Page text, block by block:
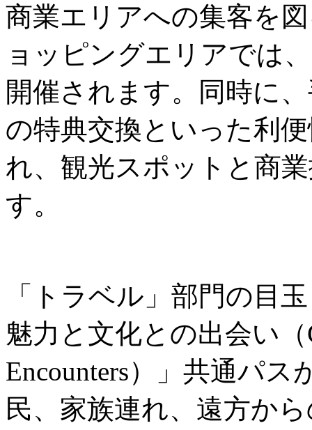
商業エリアへの集客を
ョッピングエリアでは
開催されます。同時に
の特典交換といった利
れ、観光スポットと商
す。
「トラベル」部門の目
魅力と文化との出会い（
Encounters）」共通パ
民、家族連れ、遠方か